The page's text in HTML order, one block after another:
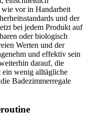
vor in Handarbeit
und der
bei jedem Produkt auf
oder biologisch
Werten und der
und effektiv sein
darauf, die
wenig alltägliche
Badezimmerregale